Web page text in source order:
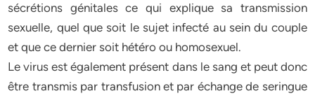
sécrétions génitales ce qui explique sa transmission
sexuelle, quel que soit le sujet infecté au sein du couple
et que ce dernier soit hétéro ou homosexuel.
Le virus est également présent dans le sang et peut donc
être transmis par transfusion et par échange de seringue